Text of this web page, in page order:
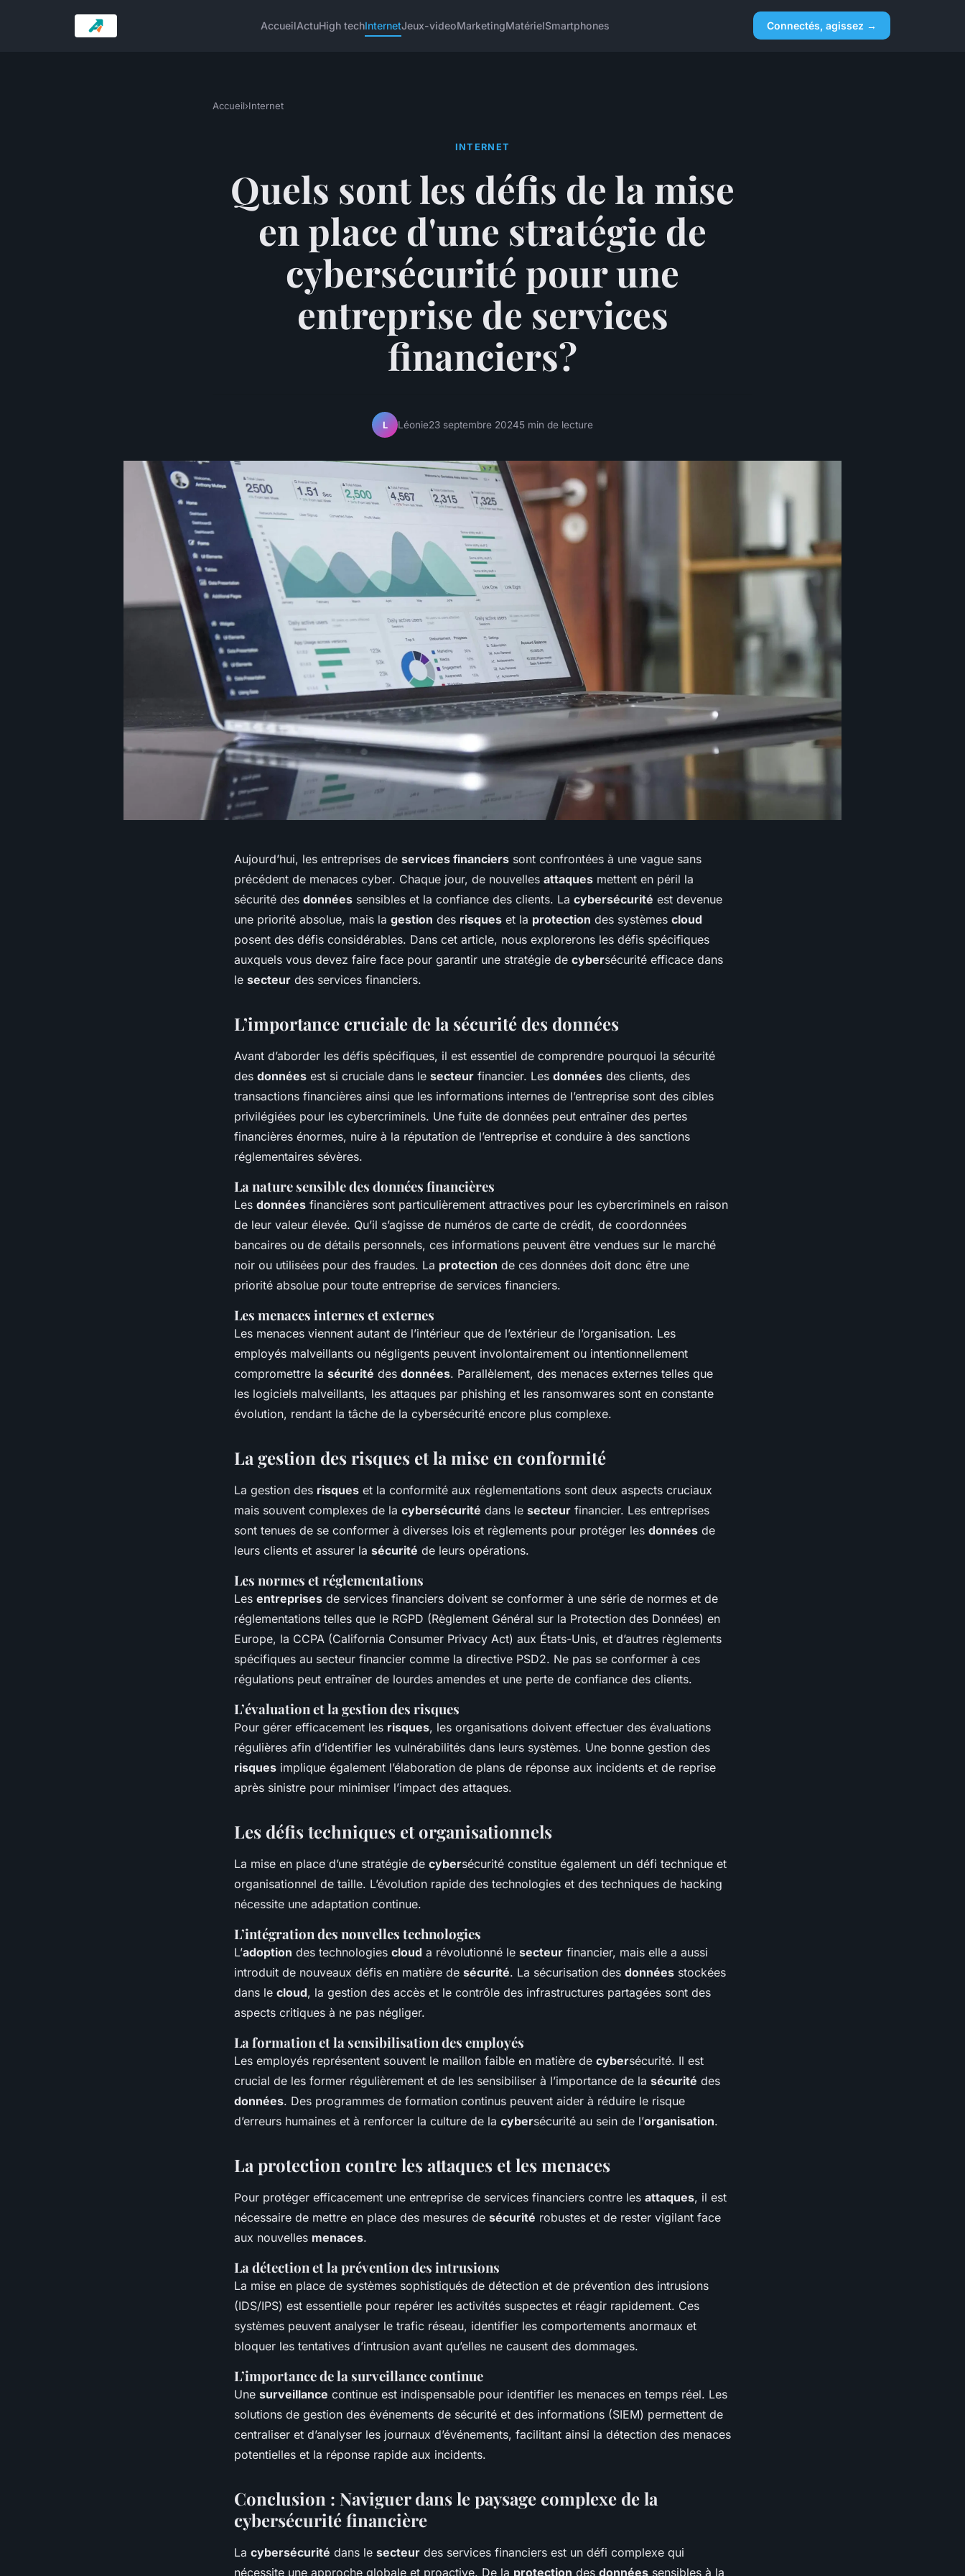
AccueilActuHigh techInternetJeux-videoMarketingMatérielSmartphones Connectés, agissez →
Accueil›Internet
INTERNET
Quels sont les défis de la mise
en place d'une stratégie de
cybersécurité pour une
entreprise de services
financiers?
L Léonie23 septembre 20245 min de lecture
Aujourd’hui, les entreprises de services financiers sont confrontées à une vague sans
précédent de menaces cyber. Chaque jour, de nouvelles attaques mettent en péril la
sécurité des données sensibles et la confiance des clients. La cybersécurité est devenue
une priorité absolue, mais la gestion des risques et la protection des systèmes cloud
posent des défis considérables. Dans cet article, nous explorerons les défis spécifiques
auxquels vous devez faire face pour garantir une stratégie de cybersécurité efficace dans
le secteur des services financiers.
L’importance cruciale de la sécurité des données
Avant d’aborder les défis spécifiques, il est essentiel de comprendre pourquoi la sécurité
des données est si cruciale dans le secteur financier. Les données des clients, des
transactions financières ainsi que les informations internes de l’entreprise sont des cibles
privilégiées pour les cybercriminels. Une fuite de données peut entraîner des pertes
financières énormes, nuire à la réputation de l’entreprise et conduire à des sanctions
réglementaires sévères.
La nature sensible des données financières
Les données financières sont particulièrement attractives pour les cybercriminels en raison
de leur valeur élevée. Qu’il s’agisse de numéros de carte de crédit, de coordonnées
bancaires ou de détails personnels, ces informations peuvent être vendues sur le marché
noir ou utilisées pour des fraudes. La protection de ces données doit donc être une
priorité absolue pour toute entreprise de services financiers.
Les menaces internes et externes
Les menaces viennent autant de l’intérieur que de l’extérieur de l’organisation. Les
employés malveillants ou négligents peuvent involontairement ou intentionnellement
compromettre la sécurité des données. Parallèlement, des menaces externes telles que
les logiciels malveillants, les attaques par phishing et les ransomwares sont en constante
évolution, rendant la tâche de la cybersécurité encore plus complexe.
La gestion des risques et la mise en conformité
La gestion des risques et la conformité aux réglementations sont deux aspects cruciaux
mais souvent complexes de la cybersécurité dans le secteur financier. Les entreprises
sont tenues de se conformer à diverses lois et règlements pour protéger les données de
leurs clients et assurer la sécurité de leurs opérations.
Les normes et réglementations
Les entreprises de services financiers doivent se conformer à une série de normes et de
réglementations telles que le RGPD (Règlement Général sur la Protection des Données) en
Europe, la CCPA (California Consumer Privacy Act) aux États-Unis, et d’autres règlements
spécifiques au secteur financier comme la directive PSD2. Ne pas se conformer à ces
régulations peut entraîner de lourdes amendes et une perte de confiance des clients.
L’évaluation et la gestion des risques
Pour gérer efficacement les risques, les organisations doivent effectuer des évaluations
régulières afin d’identifier les vulnérabilités dans leurs systèmes. Une bonne gestion des
risques implique également l’élaboration de plans de réponse aux incidents et de reprise
après sinistre pour minimiser l’impact des attaques.
Les défis techniques et organisationnels
La mise en place d’une stratégie de cybersécurité constitue également un défi technique et
organisationnel de taille. L’évolution rapide des technologies et des techniques de hacking
nécessite une adaptation continue.
L’intégration des nouvelles technologies
L’adoption des technologies cloud a révolutionné le secteur financier, mais elle a aussi
introduit de nouveaux défis en matière de sécurité. La sécurisation des données stockées
dans le cloud, la gestion des accès et le contrôle des infrastructures partagées sont des
aspects critiques à ne pas négliger.
La formation et la sensibilisation des employés
Les employés représentent souvent le maillon faible en matière de cybersécurité. Il est
crucial de les former régulièrement et de les sensibiliser à l’importance de la sécurité des
données. Des programmes de formation continus peuvent aider à réduire le risque
d’erreurs humaines et à renforcer la culture de la cybersécurité au sein de l’organisation.
La protection contre les attaques et les menaces
Pour protéger efficacement une entreprise de services financiers contre les attaques, il est
nécessaire de mettre en place des mesures de sécurité robustes et de rester vigilant face
aux nouvelles menaces.
La détection et la prévention des intrusions
La mise en place de systèmes sophistiqués de détection et de prévention des intrusions
(IDS/IPS) est essentielle pour repérer les activités suspectes et réagir rapidement. Ces
systèmes peuvent analyser le trafic réseau, identifier les comportements anormaux et
bloquer les tentatives d’intrusion avant qu’elles ne causent des dommages.
L’importance de la surveillance continue
Une surveillance continue est indispensable pour identifier les menaces en temps réel. Les
solutions de gestion des événements de sécurité et des informations (SIEM) permettent de
centraliser et d’analyser les journaux d’événements, facilitant ainsi la détection des menaces
potentielles et la réponse rapide aux incidents.
Conclusion : Naviguer dans le paysage complexe de la
cybersécurité financière
La cybersécurité dans le secteur des services financiers est un défi complexe qui
nécessite une approche globale et proactive. De la protection des données sensibles à la